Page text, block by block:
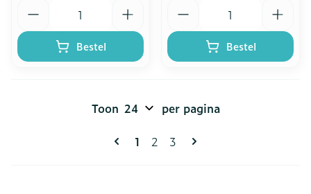
Bestel Bestel
Pagina's
U lees momenteel pagina
1 Pagina
2 Pagina
3
Toon per pagina